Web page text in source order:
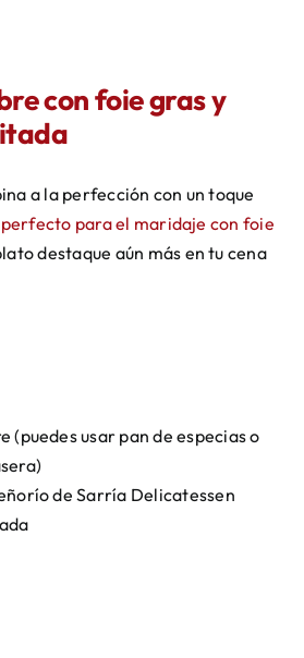
con foie gras y
a la perfección con un toque
para el maridaje con foie
destaque aún más en tu cena
(puedes usar pan de especias o
de Sarría Delicatessen